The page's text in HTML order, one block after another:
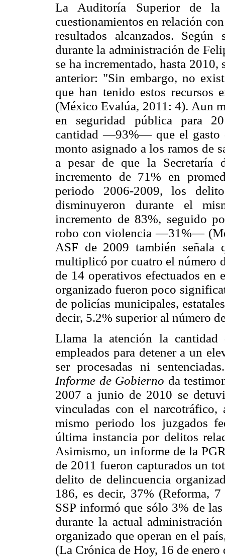
La Auditoría Superior de la
cuestionamientos en relación
resultados alcanzados.
durante la administración de
se ha incrementado, hasta
anterior: "Sin embargo, no
que han tenido estos recursos
(México Evalúa, 2011: 4). Aun
en seguridad pública para
cantidad —93%— que el gasto
monto asignado a los ramos de
a pesar de que la Secretaría
incremento de 71% en
periodo 2006-2009, los
disminuyeron durante el
incremento de 83%, seguido
robo con violencia —31%—
ASF de 2009 también señala
multiplicó por cuatro el número
de 14 operativos efectuados en
organizado fueron poco
de policías municipales,
decir, 5.2% superior al número
Llama la atención la cantidad
empleados para detener a un
ser procesadas ni
Informe de Gobierno da
2007 a junio de 2010 se
vinculadas con el
mismo periodo los juzgados
última instancia por delitos
Asimismo, un informe de la
de 2011 fueron capturados un
delito de delincuencia
186, es decir, 37% (Reforma,
SSP informó que sólo 3% de
durante la actual
organizado que operan en el
(La Crónica de Hoy, 16 de enero